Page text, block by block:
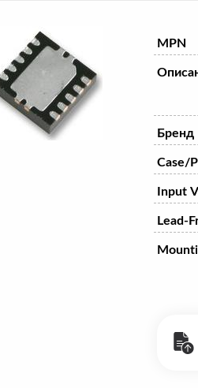
MPN
Бренд
Case/
Input
Lead-